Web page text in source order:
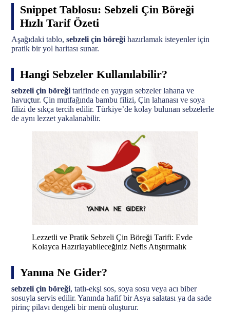
Snippet Tablosu: Sebzeli Çin Böreği
Hızlı Tarif Özeti
Aşağıdaki tablo, sebzeli çin böreği hazırlamak isteyenler için
pratik bir yol haritası sunar.
Hangi Sebzeler Kullanılabilir?
sebzeli çin böreği tarifinde en yaygın sebzeler lahana ve
havuçtur. Çin mutfağında bambu filizi, Çin lahanası ve soya
filizi de sıkça tercih edilir. Türkiye’de kolay bulunan sebzelerle
de aynı lezzet yakalanabilir.
Lezzetli ve Pratik Sebzeli Çin Böreği Tarifi: Evde
Kolayca Hazırlayabileceğiniz Nefis Atıştırmalık
Yanına Ne Gider?
sebzeli çin böreği, tatlı-ekşi sos, soya sosu veya acı biber
sosuyla servis edilir. Yanında hafif bir Asya salatası ya da sade
pirinç pilavı dengeli bir menü oluşturur.